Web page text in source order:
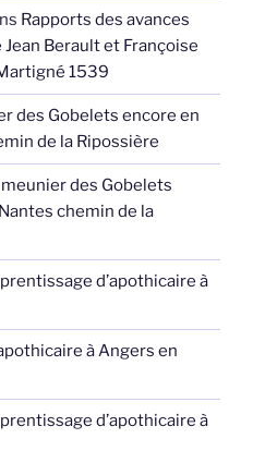
Rapports des avances
Berault et Françoise
1539
des Gobelets encore en
de la Ripossière
des Gobelets
chemin de la
d’apothicaire à
à Angers en
d’apothicaire à